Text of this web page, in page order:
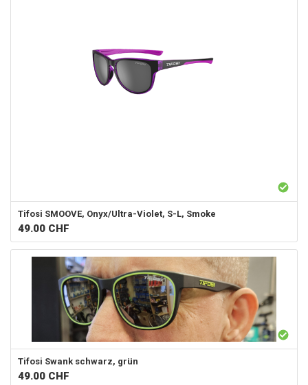
Tifosi SMOOVE, Onyx/Ultra-Violet, S-L, Smoke
49.00 CHF
Tifosi Swank schwarz, grün
49.00 CHF